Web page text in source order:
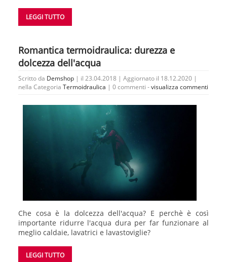
LEGGI TUTTO
Romantica termoidraulica: durezza e
dolcezza dell'acqua
Scritto da Demshop | il 23.04.2018 | Aggiornato il 18.12.2020 |
nella Categoria Termoidraulica | 0 commenti -visualizza commenti
Che cosa è la dolcezza dell'acqua? E perchè è così
importante ridurre l'acqua dura per far funzionare al
meglio caldaie, lavatrici e lavastoviglie?
LEGGI TUTTO